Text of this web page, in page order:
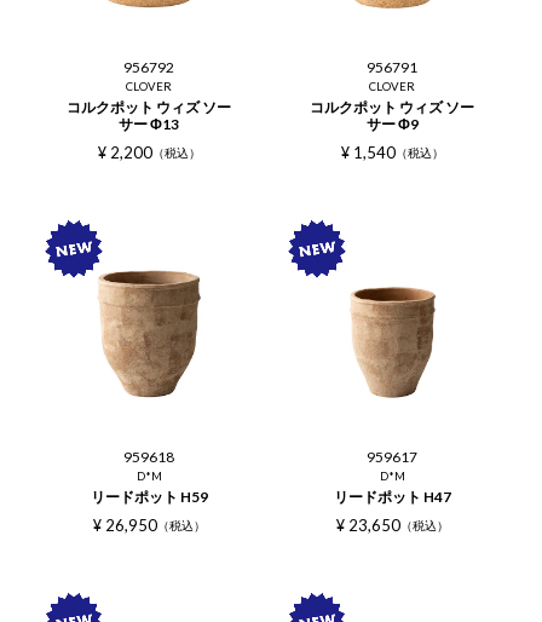
956792
CLOVER
コルクポット ウィズ ソー
サー Φ13
¥ 2,200 税込
956791
CLOVER
コルクポット ウィズ ソー
サー Φ9
¥ 1,540 税込
959618
D*M
リードポット H59
¥ 26,950 税込
959617
D*M
リードポット H47
¥ 23,650 税込